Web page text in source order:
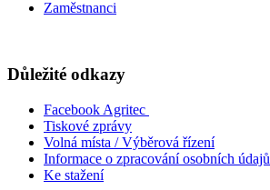
Zaměstnanci
Důležité odkazy
Facebook Agritec
Tiskové zprávy
Volná místa / Výběrová řízení
Informace o zpracování osobních údajů
Ke stažení